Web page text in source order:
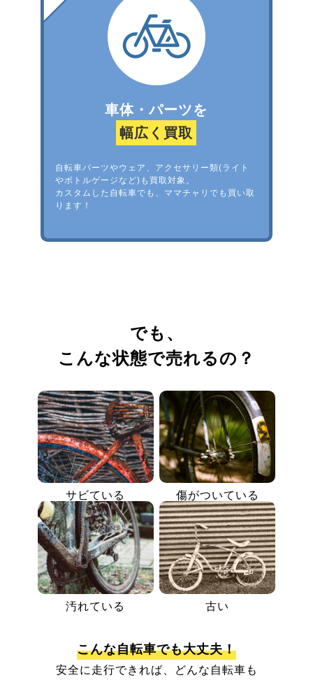
車体・パーツを
幅広く買取
自転車パーツやウェア、アクセサリー類(ライト
やボトルゲージなど)も買取対象。
カスタムした自転車でも、ママチャリでも買い取
ります！
でも、
こんな状態で売れるの？
サビている 傷がついている
汚れている 古い
こんな自転車でも大丈夫！
安全に走行できれば、どんな自転車も